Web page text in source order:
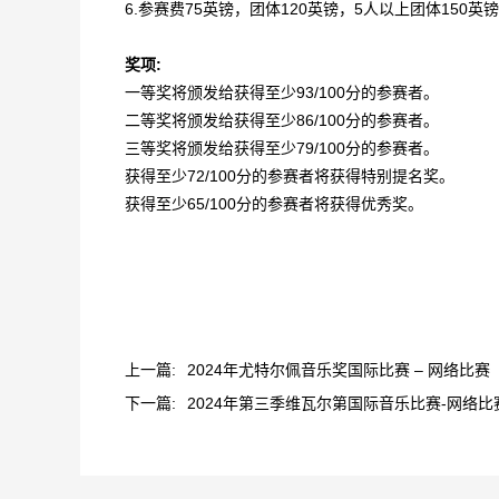
6.参赛费75英镑，团体120英镑，5人以上团体150英镑
奖项:
一等奖将颁发给获得至少93/100分的参赛者。
二等奖将颁发给获得至少86/100分的参赛者。
三等奖将颁发给获得至少79/100分的参赛者。
获得至少72/100分的参赛者将获得特别提名奖。
获得至少65/100分的参赛者将获得优秀奖。
上一篇:
2024年尤特尔佩音乐奖国际比赛 – 网络比赛
下一篇:
2024年第三季维瓦尔第国际音乐比赛-网络比